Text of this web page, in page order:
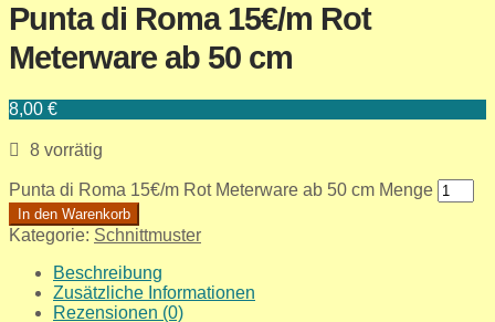
Punta di Roma 15€/m Rot
Meterware ab 50 cm
8,00 €
8 vorrätig
Punta di Roma 15€/m Rot Meterware ab 50 cm Menge
In den Warenkorb
Kategorie: Schnittmuster
Beschreibung
Zusätzliche Informationen
Rezensionen (0)